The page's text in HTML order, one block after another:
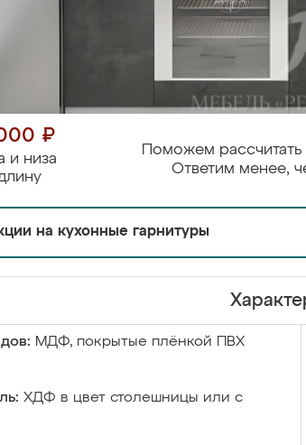
₽
и низа
Поможем рассчитать
Ответим менее,
на кухонные гарнитуры
МДФ, покрытые плёнкой ПВХ
ХДФ в цвет столешницы или с